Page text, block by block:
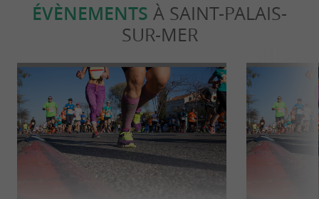
ÉVÈNEMENTS À SAINT-PALAIS-
SUR-MER